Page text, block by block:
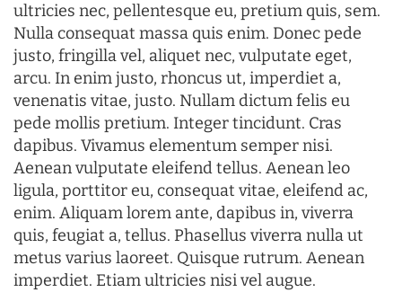
ultricies nec, pellentesque eu, pretium quis, sem.
Nulla consequat massa quis enim. Donec pede
justo, fringilla vel, aliquet nec, vulputate eget,
arcu. In enim justo, rhoncus ut, imperdiet a,
venenatis vitae, justo. Nullam dictum felis eu
pede mollis pretium. Integer tincidunt. Cras
dapibus. Vivamus elementum semper nisi.
Aenean vulputate eleifend tellus. Aenean leo
ligula, porttitor eu, consequat vitae, eleifend ac,
enim. Aliquam lorem ante, dapibus in, viverra
quis, feugiat a, tellus. Phasellus viverra nulla ut
metus varius laoreet. Quisque rutrum. Aenean
imperdiet. Etiam ultricies nisi vel augue.